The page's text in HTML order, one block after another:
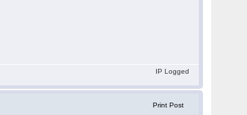
IP Logged
Print Post